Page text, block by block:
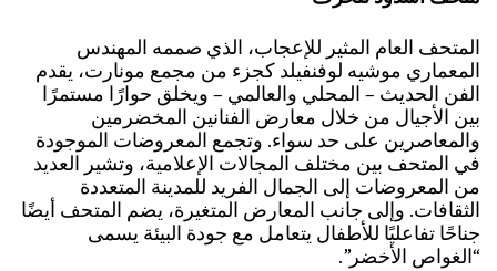
المتحف العام المثير للإعجاب، الذي صممه المهندس
المعماري موشيه لوفنفيلد كجزء من مجمع مونارت، يقدم
الفن الحديث – المحلي والعالمي – ويخلق حوارًا مستمرًا
بين الأجيال من خلال معارض الفنانين المخضرمين
والمعاصرين على حد سواء. وتجمع المعروضات الموجودة
في المتحف بين مختلف المجالات الإعلامية، وتشير العديد
من المعروضات إلى الجمال الفريد للمدينة المتعددة
الثقافات. وإلى جانب المعارض المتغيرة، يضم المتحف أيضًا
جناحًا تفاعليًا للأطفال يتعامل مع جودة البيئة يسمى
“الغواص الأخضر”.